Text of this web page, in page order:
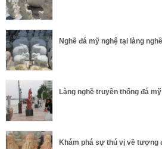
Nghề đá mỹ nghệ tại làng
Làng nghề truyền thống đá
Khám phá sự thú vị về tượng